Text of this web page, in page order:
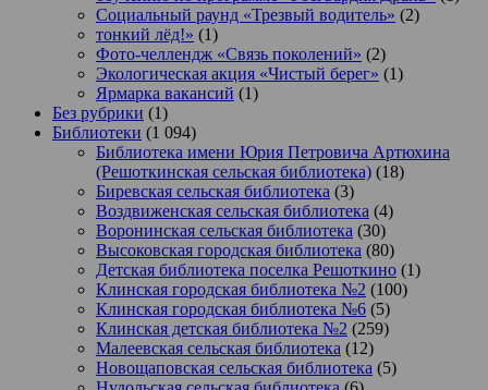
Социальный раунд «Трезвый водитель» (2)
тонкий лёд!» (1)
Фото-челлендж «Связь поколений» (2)
Экологическая акция «Чистый берег» (1)
Ярмарка вакансий (1)
Без рубрики (1)
Библиотеки (1 094)
Библиотека имени Юрия Петровича Артюхина
(Решоткинская сельская библиотека) (18)
Биревская сельская библиотека (3)
Воздвиженская сельская библиотека (4)
Воронинская сельская библиотека (30)
Высоковская городская библиотека (80)
Детская библиотека поселка Решоткино (1)
Клинская городская библиотека №2 (100)
Клинская городская библиотека №6 (5)
Клинская детская библиотека №2 (259)
Малеевская сельская библиотека (12)
Новощаповская сельская библиотека (5)